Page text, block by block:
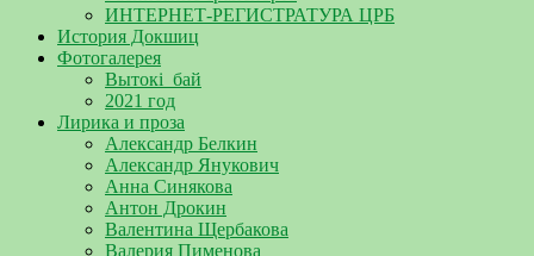
ИНТЕРНЕТ-РЕГИСТРАТУРА ЦРБ
История Докшиц
Фотогалерея
Вытокі_бай
2021 год
Лирика и проза
Александр Белкин
Александр Янукович
Анна Синякова
Антон Дрокин
Валентина Щербакова
Валерия Пименова